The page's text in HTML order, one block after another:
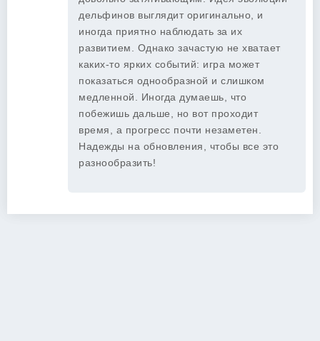
дельфинов выглядит оригинально, и
иногда приятно наблюдать за их
развитием. Однако зачастую не хватает
каких-то ярких событий: игра может
показаться однообразной и слишком
медленной. Иногда думаешь, что
побежишь дальше, но вот проходит
время, а прогресс почти незаметен.
Надежды на обновления, чтобы все это
разнообразить!